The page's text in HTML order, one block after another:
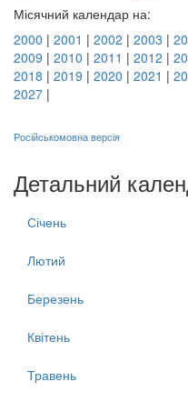
Місячний календар на:
2000 | 2001 | 2002 | 2003 |
2009 | 2010 | 2011 | 2012 |
2018 | 2019 | 2020 | 2021 |
2027 |
Російськомовна версія
Детальний
Січень
Лютий
Березень
Квітень
Травень